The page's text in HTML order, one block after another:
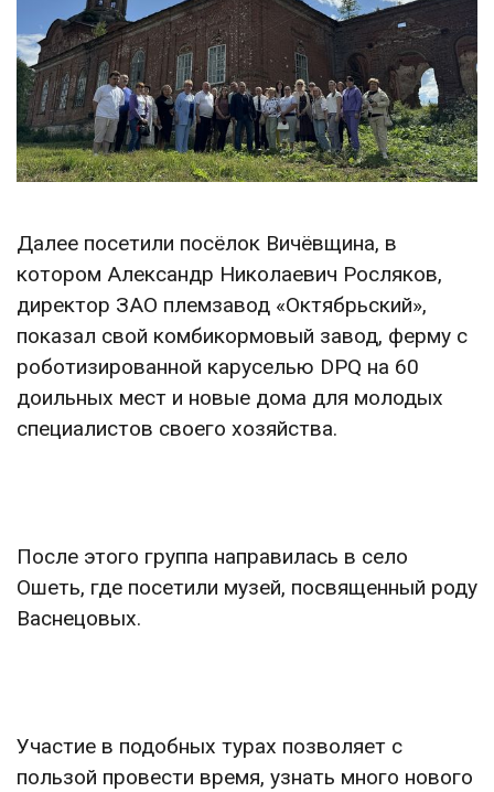
Далее посетили посёлок Вичёвщина, в
котором Александр Николаевич Росляков,
директор ЗАО племзавод «Октябрьский»,
показал свой комбикормовый завод, ферму с
роботизированной каруселью DPQ на 60
доильных мест и новые дома для молодых
специалистов своего хозяйства.
После этого группа направилась в село
Ошеть, где посетили музей, посвященный роду
Васнецовых.
Участие в подобных турах позволяет с
пользой провести время, узнать много нового